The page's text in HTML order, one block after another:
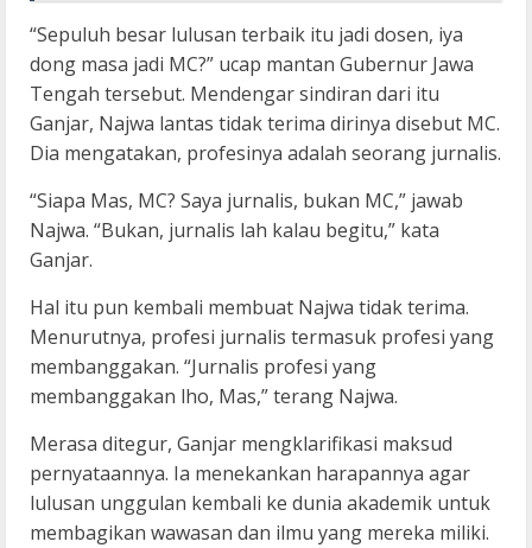
“Sepuluh besar lulusan terbaik itu jadi dosen, iya
dong masa jadi MC?” ucap mantan Gubernur Jawa
Tengah tersebut. Mendengar sindiran dari itu
Ganjar, Najwa lantas tidak terima dirinya disebut MC.
Dia mengatakan, profesinya adalah seorang jurnalis.
“Siapa Mas, MC? Saya jurnalis, bukan MC,” jawab
Najwa. “Bukan, jurnalis lah kalau begitu,” kata
Ganjar.
Hal itu pun kembali membuat Najwa tidak terima.
Menurutnya, profesi jurnalis termasuk profesi yang
membanggakan. “Jurnalis profesi yang
membanggakan lho, Mas,” terang Najwa.
Merasa ditegur, Ganjar mengklarifikasi maksud
pernyataannya. Ia menekankan harapannya agar
lulusan unggulan kembali ke dunia akademik untuk
membagikan wawasan dan ilmu yang mereka miliki.